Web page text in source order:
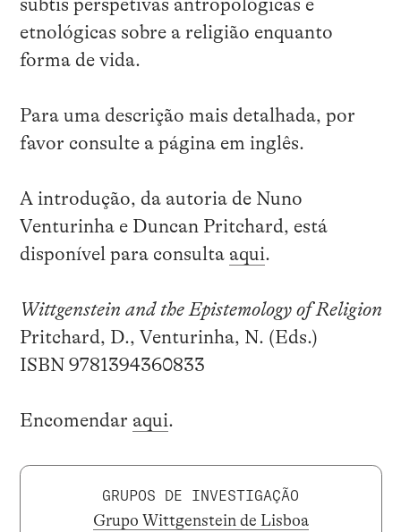
subtis perspetivas antropológicas e
etnológicas sobre a religião enquanto
forma de vida.
Para uma descrição mais detalhada, por
favor consulte a página em inglês.
A introdução, da autoria de Nuno
Venturinha e Duncan Pritchard, está
disponível para consulta aqui.
Wittgenstein and the Epistemology of Religion
Pritchard, D., Venturinha, N. (Eds.)
ISBN 9781394360833
Encomendar aqui.
GRUPOS DE INVESTIGAÇÃO
Grupo Wittgenstein de Lisboa